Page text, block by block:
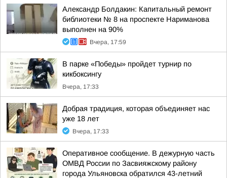
Александр Болдакин: Капитальный ремонт
библиотеки № 8 на проспекте Нариманова
выполнен на 90%
Вчера, 17:59
В парке «Победы» пройдет турнир по
кикбоксингу
Вчера, 17:33
Добрая традиция, которая объединяет нас
уже 18 лет
Вчера, 17:33
Оперативное сообщение. В дежурную часть
ОМВД России по Засвияжскому району
города Ульяновска обратился 43-летний